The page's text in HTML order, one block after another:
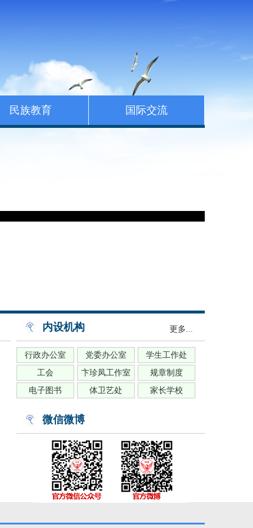
民族教育 国际交流
内设机构 更多...
行政办公室 党委办公室
学生工作处
工会
卞珍凤工作室
规章制度
电子图书
体卫艺处 家长学校
微信微博